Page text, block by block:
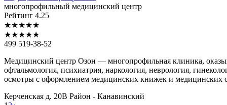
многопрофильный медицинский центр
Рейтинг 4.25
★★★★★
★★★★★
499 519-38-52
Медицинский центр Озон — многопрофильная клиника,
офтальмология, психиатрия, наркология, неврология,
осмотры с оформлением медицинских книжек и медицинских
Керченская д. 20В Район - Канавинский